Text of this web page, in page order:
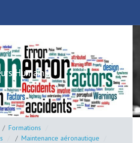
Humains
Formations
Maintenance aéronautique